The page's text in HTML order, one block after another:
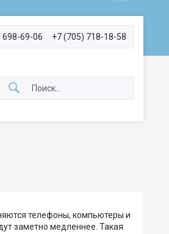
698-69-06 +7 (705) 718-18-58
телефоны, компьютеры и
заметно медленнее. Такая